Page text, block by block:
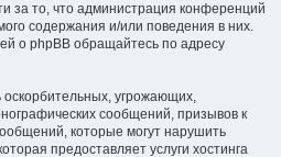
за то, что администрация конференций
содержания и/или поведения в них.
о phpBB обращайтесь по адресу
угрожающих,
сообщений, призывов к
которые могут нарушить
предоставляет услуги хостинга